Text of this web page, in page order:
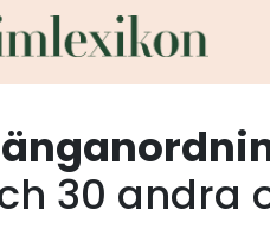
30 andra